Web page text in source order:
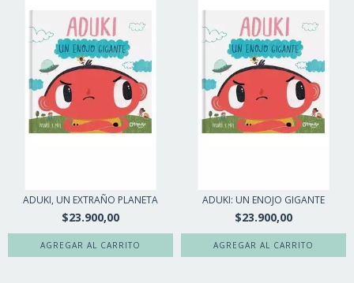
ADUKI, UN EXTRAÑO PLANETA
$23.900,00
ADUKI: UN ENOJO GIGANTE
$23.900,00